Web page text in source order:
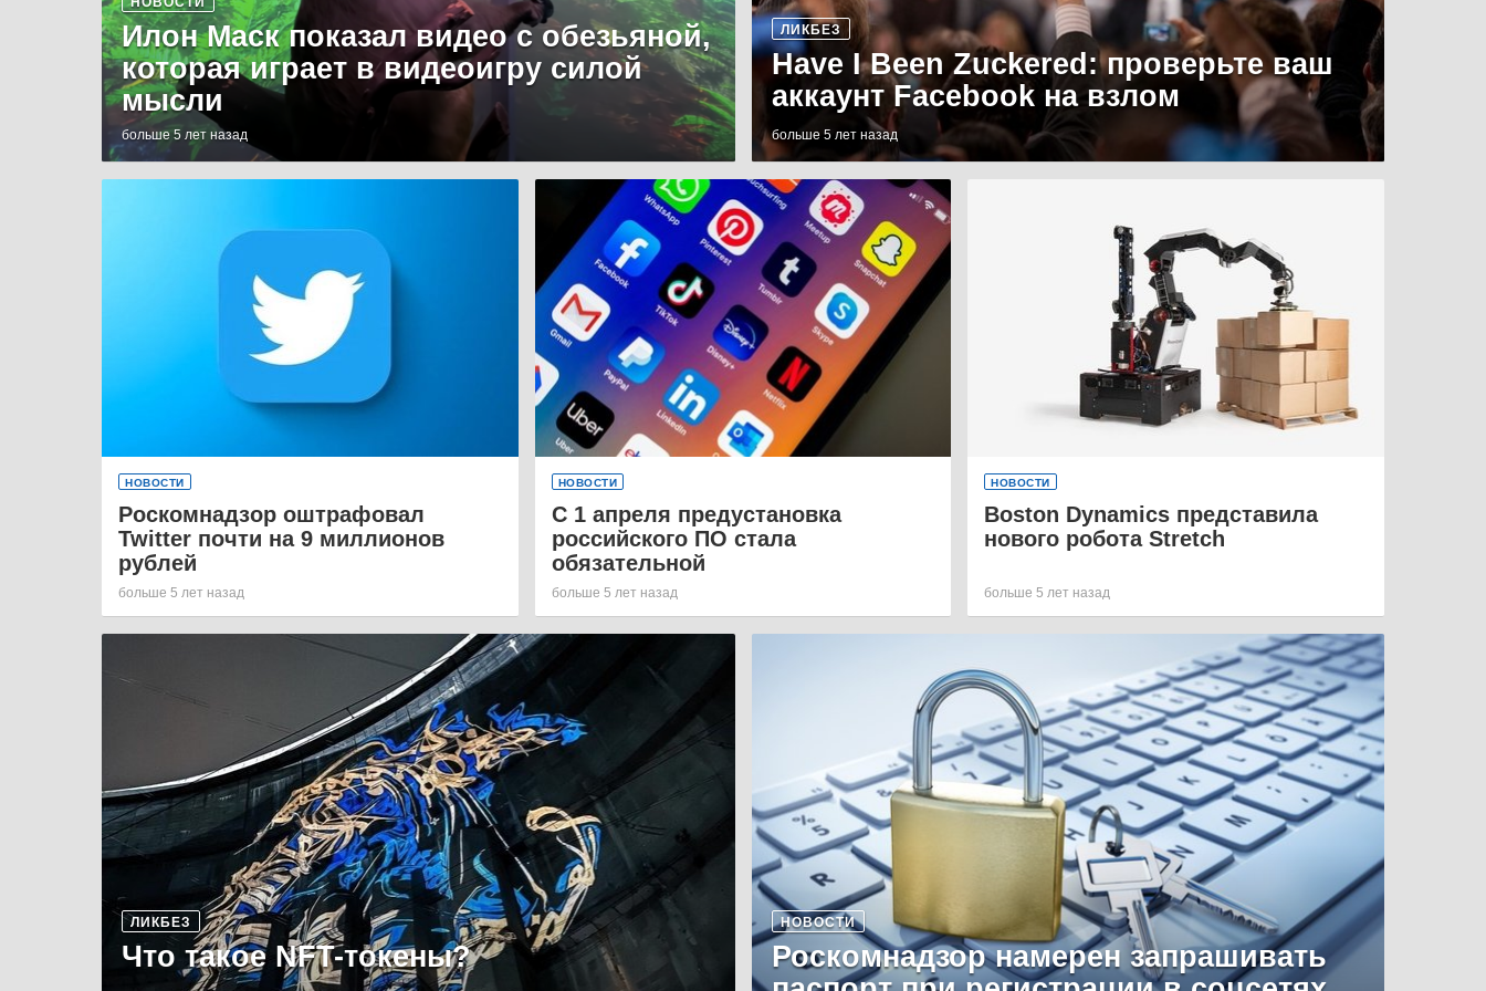
Илон Маск показал видео с обезьяной,
которая играет в видеоигру силой
мысли
больше 5 лет назад
ЛИКБЕЗ
Have I Been Zuckered: проверьте ваш
аккаунт Facebook на взлом
больше 5 лет назад
НОВОСТИ
Роскомнадзор оштрафовал
Twitter почти на 9 миллионов
рублей
больше 5 лет назад
НОВОСТИ
С 1 апреля предустановка
российского ПО стала
обязательной
больше 5 лет назад
НОВОСТИ
Boston Dynamics представила
нового робота Stretch
больше 5 лет назад
ЛИКБЕЗ
Что такое NFT-токены?
НОВОСТИ
Роскомнадзор намерен запрашивать